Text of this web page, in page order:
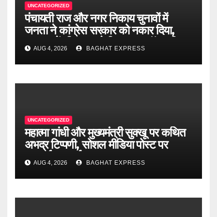
UNCATEGORIZED
पंचायती राज और नगर निकाय चुनावों में
जनता ने कांग्रेस सरकार को नकार दिया,
2027 में भी जनता देगी जवाब : डॉ. राजीव
बिंदल.
AUG 4, 2026 BAGHAT EXPRESS
UNCATEGORIZED
महात्मा गांधी और मुख्यमंत्री सुक्खू पर कथित
अभद्र टिप्पणी, सोशल मीडिया पोस्ट पर
एफआईआर दर्ज
AUG 4, 2026 BAGHAT EXPRESS